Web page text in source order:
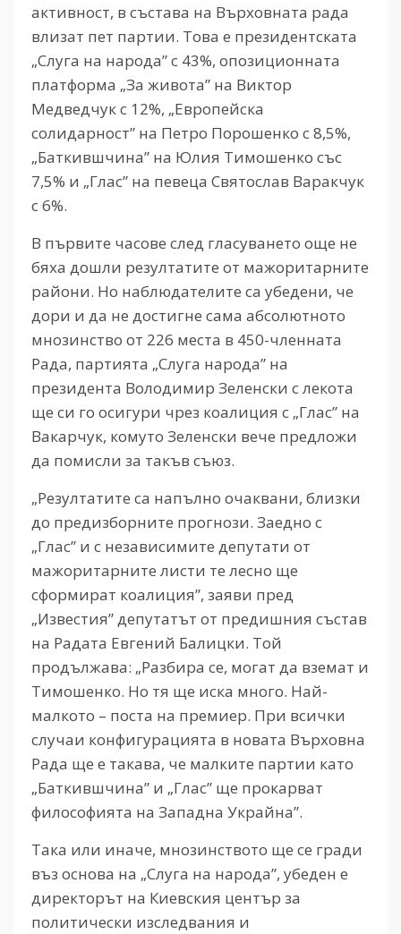
активност, в състава на Върховната рада
влизат пет партии. Това е президентската
„Слуга на народа” с 43%, опозиционната
платформа „За живота” на Виктор
Медведчук с 12%, „Европейска
солидарност” на Петро Порошенко с 8,5%,
„Баткившчина” на Юлия Тимошенко със
7,5% и „Глас” на певеца Святослав Варакчук
с 6%.
В първите часове след гласуването още не
бяха дошли резултатите от мажоритарните
райони. Но наблюдателите са убедени, че
дори и да не достигне сама абсолютното
мнозинство от 226 места в 450-членната
Рада, партията „Слуга народа” на
президента Володимир Зеленски с лекота
ще си го осигури чрез коалиция с „Глас” на
Вакарчук, комуто Зеленски вече предложи
да помисли за такъв съюз.
„Резултатите са напълно очаквани, близки
до предизборните прогнози. Заедно с
„Глас” и с независимите депутати от
мажоритарните листи те лесно ще
сформират коалиция”, заяви пред
„Известия” депутатът от предишния състав
на Радата Евгений Балицки. Той
продължава: „Разбира се, могат да вземат и
Тимошенко. Но тя ще иска много. Най-
малкото – поста на премиер. При всички
случаи конфигурацията в новата Върховна
Рада ще е такава, че малките партии като
„Баткившчина” и „Глас” ще прокарват
философията на Западна Украйна”.
Така или иначе, мнозинството ще се гради
въз основа на „Слуга на народа”, убеден е
директорът на Киевския център за
политически изследвания и